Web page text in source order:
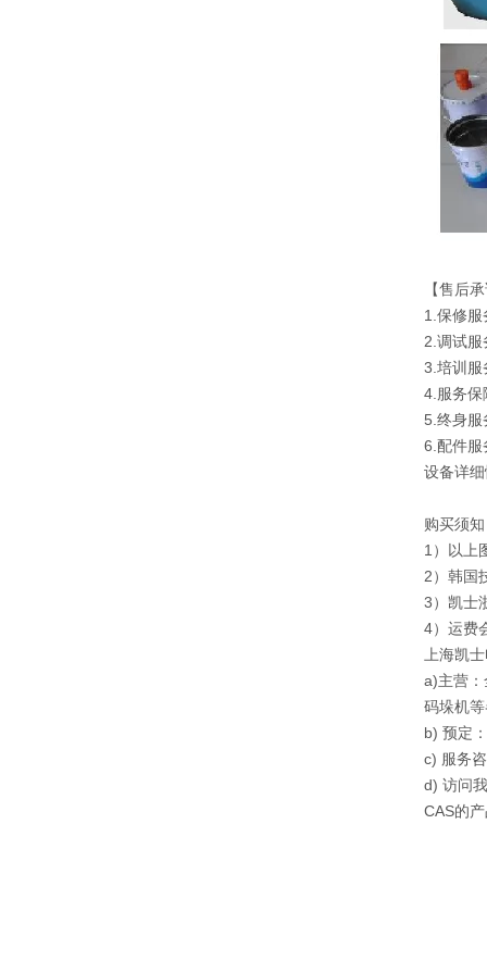
【售后
1.保修
2.调试
3.培训服
4.服务保
5.终身服
6.配件服
设备详
购买须知
1）以上
2）韩国
3）凯士
4）运费
上海凯
a)主营
码垛机
b) 预定
c) 服务
d) 访问
CAS的